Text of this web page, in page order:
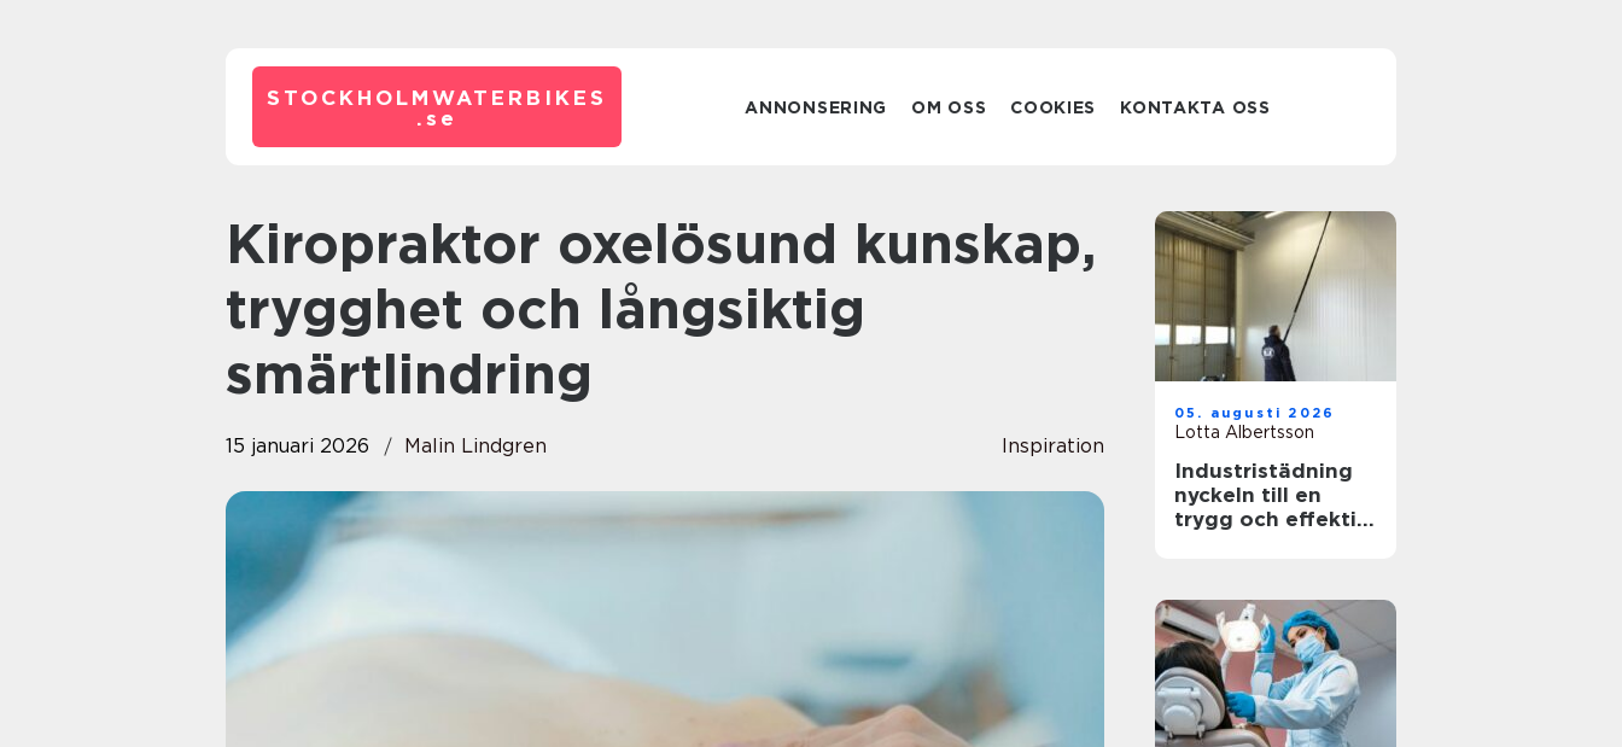
STOCKHOLMWATERBIKES
. se ANNONSERING OM OSS COOKIES KONTAKTA OSS
Kiropraktor oxelösund kunskap,
trygghet och långsiktig
smärtlindring
15 januari 2026 Malin Lindgren Inspiration
05. augusti 2026
Lotta Albertsson
Industristädning
nyckeln till en
trygg och effektiv